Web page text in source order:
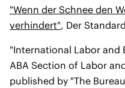
"Wenn der Schnee den
verhindert", Der
"International Labor and
ABA Section of Labor
published by "The